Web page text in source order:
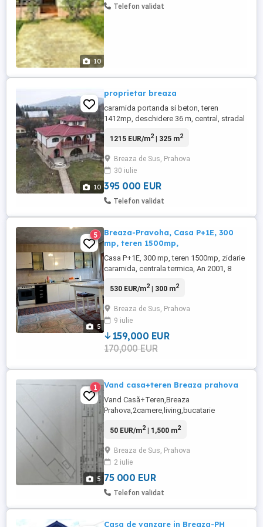
10
Telefon validat
10
proprietar breaza
caramida portanda si beton, teren
1412mp, deschidere 36 m, central, stradal
medicala, etc, f rezistenta, p-etaj- foisor,
proprie, jacuzzi, living semineu, bucatarie,
terasa, 4 balcoane, panouri solare,
fantana, parcare betonata ...
1215 EUR/m2| 325 m2
Breaza de Sus, Prahova
30 iulie
395 000 EUR
Telefon validat
5
5
Breaza-Pravoha, Casa P+1E, 300
mp, teren 1500mp,
Casa P+1E, 300 mp, teren 1500mp, zidarie
caramida, centrala termica, An 2001, 8
conditionat Alimentare apa Camera
Dressing Gaze Living Mansarda Terasa,
Curte amenajata, pavata Garaj Gradina
530 EUR/m2| 300 m2
Breaza de Sus, Prahova
9 iulie
159,000 EUR
170,000 EUR
5
1 Vand casa+teren Breaza prahova
Vand Casă+Teren,Breaza
Prahova,2camere,living,bucatarie
utilitățile,centrală termica
50 EUR/m2| 1,500 m2
Breaza de Sus, Prahova
2 iulie
75 000 EUR
Telefon validat
Casa de vanzare in Breaza-PH